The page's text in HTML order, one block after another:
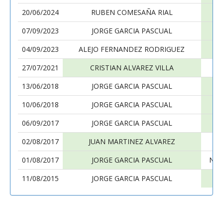
20/06/2024
RUBEN COMESAÑA RIAL
07/09/2023
JORGE GARCIA PASCUAL
04/09/2023
ALEJO FERNANDEZ RODRIGUEZ
27/07/2021
CRISTIAN ALVAREZ VILLA
13/06/2018
JORGE GARCIA PASCUAL
10/06/2018
JORGE GARCIA PASCUAL
06/09/2017
JORGE GARCIA PASCUAL
02/08/2017
JUAN MARTINEZ ALVAREZ
01/08/2017
JORGE GARCIA PASCUAL
11/08/2015
JORGE GARCIA PASCUAL